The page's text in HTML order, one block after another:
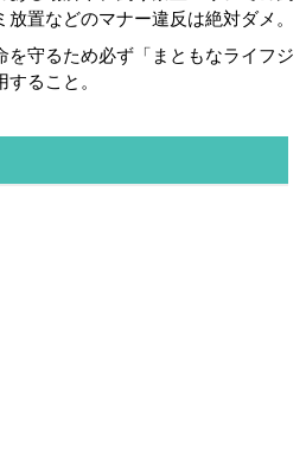
置などのマナー違反は絶対ダメ。
を守るため必ず「まともなライフジ
ること。